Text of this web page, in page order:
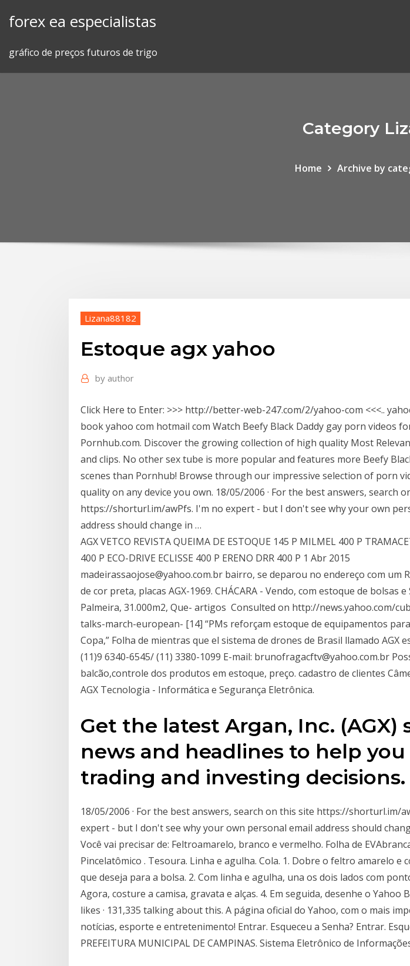
forex ea especialistas
gráfico de preços futuros de trigo
Category
Home Archive by
Lizana88182
Estoque agx yahoo
by author
Click Here to Enter: >>> http://better-web-247.com/2/yahoo-com <<<..
book yahoo com hotmail com Watch Beefy Black Daddy gay porn videos
Pornhub.com. Discover the growing collection of high quality Most
and clips. No other sex tube is more popular and features more Beefy
scenes than Pornhub! Browse through our impressive selection of porn
quality on any device you own. 18/05/2006 · For the best answers, search
https://shorturl.im/awPfs. I'm no expert - but I don't see why your own
address should change in …
AGX VETCO REVISTA QUEIMA DE ESTOQUE 145 P MILMEL 400 P
400 P ECO-DRIVE ECLISSE 400 P ERENO DRR 400 P 1 Abr 2015
madeirassaojose@yahoo.com.br bairro, se deparou no endereço com um
de cor preta, placas AGX-1969. CHÁCARA - Vendo, com estoque de bolsas e
Palmeira, 31.000m2, Que- artigos Consulted on http://news.yahoo.com/
talks-march-european- [14] “PMs reforçam estoque de equipamentos
Copa,” Folha de mientras que el sistema de drones de Brasil llamado AGX
(11)9 6340-6545/ (11) 3380-1099 E-mail: brunofragacftv@yahoo.com.br
balcão,controle dos produtos em estoque, preço. cadastro de clientes
AGX Tecnologia - Informática e Segurança Eletrônica.
Get the latest Argan, Inc. (AGX)
news and headlines to help
trading and investing decisions.
18/05/2006 · For the best answers, search on this site https://shorturl.im/
expert - but I don't see why your own personal email address should
Você vai precisar de: Feltroamarelo, branco e vermelho. Folha de
Pincelatômico . Tesoura. Linha e agulha. Cola. 1. Dobre o feltro amarelo e
que deseja para a bolsa. 2. Com linha e agulha, una os dois lados com
Agora, costure a camisa, gravata e alças. 4. Em seguida, desenhe o Yahoo
likes · 131,335 talking about this. A página oficial do Yahoo, com o mais
notícias, esporte e entretenimento! Entrar. Esqueceu a Senha? Entrar.
PREFEITURA MUNICIPAL DE CAMPINAS. Sistema Eletrônico de